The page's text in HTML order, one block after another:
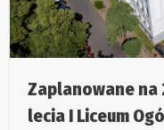
Zaplanowane na
lecia I Liceum